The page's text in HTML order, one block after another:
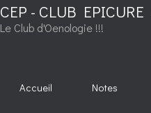
CEP - CLUB EPICURE
Le Club d'Oenologie !!!
Accueil Notes